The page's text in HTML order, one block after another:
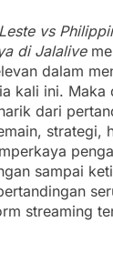
vs
di Jalalive
dalam
kali ini. Maka
dari
strategi,
sampai
streaming